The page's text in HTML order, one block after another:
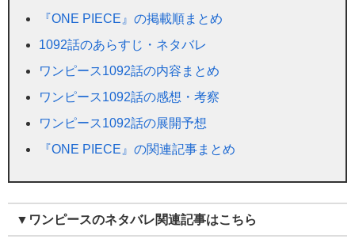
『ONE PIECE』の掲載順まとめ
1092話のあらすじ・ネタバレ
ワンピース1092話の内容まとめ
ワンピース1092話の感想・考察
ワンピース1092話の展開予想
『ONE PIECE』の関連記事まとめ
▼ワンピースのネタバレ関連記事はこちら